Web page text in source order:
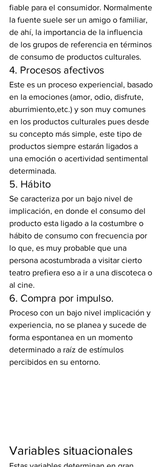
fiable para el consumidor. Normalmente
la fuente suele ser un amigo o familiar,
de ahí, la importancia de la influencia
de los grupos de referencia en términos
de consumo de productos culturales.
4. Procesos afectivos
Este es un proceso experiencial, basado
en la emociones (amor, odio, disfrute,
aburrimiento,etc.) y son muy comunes
en los productos culturales pues desde
su concepto más simple, este tipo de
productos siempre estarán ligados a
una emoción o acertividad sentimental
determinada.
5. Hábito
Se caracteriza por un bajo nivel de
implicación, en donde el consumo del
producto esta ligado a la costumbre o
hábito de consumo con frecuencia por
lo que, es muy probable que una
persona acostumbrada a visitar cierto
teatro prefiera eso a ir a una discoteca o
al cine.
6. Compra por impulso.
Proceso con un bajo nivel implicación y
experiencia, no se planea y sucede de
forma espontanea en un momento
determinado a raíz de estímulos
percibidos en su entorno.
Variables situacionales